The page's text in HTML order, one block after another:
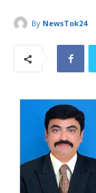
By NewsTok24